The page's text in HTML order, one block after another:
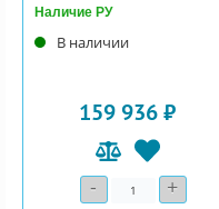
Наличие РУ
В наличии
159 936 ₽
- Количество+